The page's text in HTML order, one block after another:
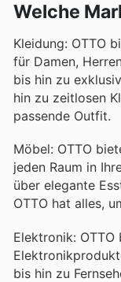
Welche
Kleidung: OTTO
für Damen,
bis hin zu
hin zu zeitlosen
passende Outfit.
Möbel: OTTO
jeden Raum in
über elegante
OTTO hat alles,
Elektronik:
bis hin zu